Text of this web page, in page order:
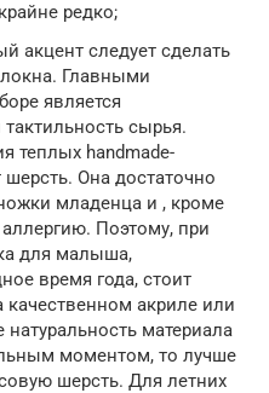
редко;
акцент следует сделать
Главными
является
сырья.
теплых handmade-
Она достаточно
младенца и , кроме
Поэтому, при
для малыша,
время года, стоит
акриле или
материала
моментом, то лучше
шерсть. Для летних